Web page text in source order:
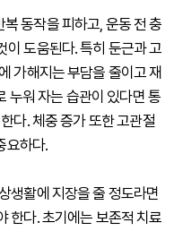
동작을 피하고, 운동 전 충
이 도움된다. 특히 둔근과 고
가해지는 부담을 줄이고 재
누워 자는 습관이 있다면 통
다. 체중 증가 또한 고관절
요하다.
생활에 지장을 줄 정도라면
한다. 초기에는 보존적 치료